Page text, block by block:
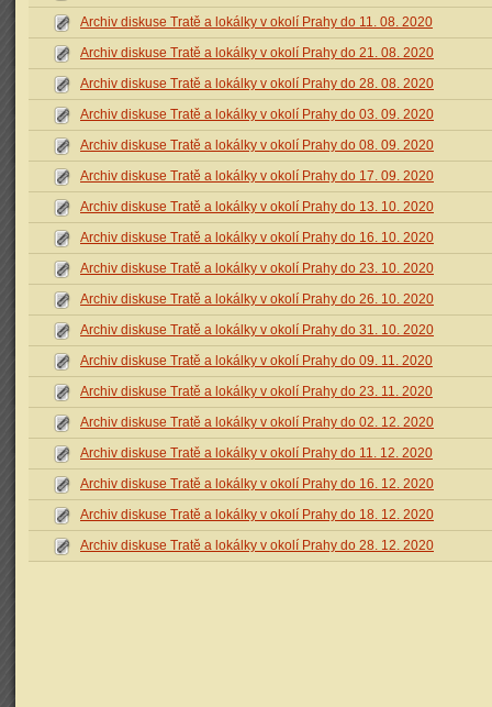
Archiv diskuse Tratě a lokálky v okolí Prahy do 11. 08. 2020
Archiv diskuse Tratě a lokálky v okolí Prahy do 21. 08. 2020
Archiv diskuse Tratě a lokálky v okolí Prahy do 28. 08. 2020
Archiv diskuse Tratě a lokálky v okolí Prahy do 03. 09. 2020
Archiv diskuse Tratě a lokálky v okolí Prahy do 08. 09. 2020
Archiv diskuse Tratě a lokálky v okolí Prahy do 17. 09. 2020
Archiv diskuse Tratě a lokálky v okolí Prahy do 13. 10. 2020
Archiv diskuse Tratě a lokálky v okolí Prahy do 16. 10. 2020
Archiv diskuse Tratě a lokálky v okolí Prahy do 23. 10. 2020
Archiv diskuse Tratě a lokálky v okolí Prahy do 26. 10. 2020
Archiv diskuse Tratě a lokálky v okolí Prahy do 31. 10. 2020
Archiv diskuse Tratě a lokálky v okolí Prahy do 09. 11. 2020
Archiv diskuse Tratě a lokálky v okolí Prahy do 23. 11. 2020
Archiv diskuse Tratě a lokálky v okolí Prahy do 02. 12. 2020
Archiv diskuse Tratě a lokálky v okolí Prahy do 11. 12. 2020
Archiv diskuse Tratě a lokálky v okolí Prahy do 16. 12. 2020
Archiv diskuse Tratě a lokálky v okolí Prahy do 18. 12. 2020
Archiv diskuse Tratě a lokálky v okolí Prahy do 28. 12. 2020